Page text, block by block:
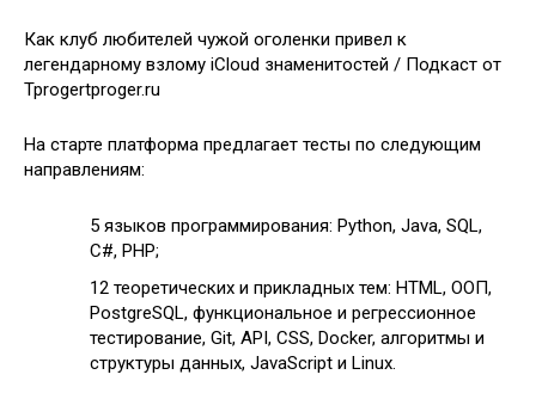
Как клуб любителей чужой оголенки привел к
легендарному взлому iCloud знаменитостей / Подкаст от
Tprogertproger.ru
На старте платформа предлагает тесты по следующим
направлениям:
5 языков программирования: Python, Java, SQL,
C#, PHP;
12 теоретических и прикладных тем: HTML, ООП,
PostgreSQL, функциональное и регрессионное
тестирование, Git, API, CSS, Docker, алгоритмы и
структуры данных, JavaScript и Linux.